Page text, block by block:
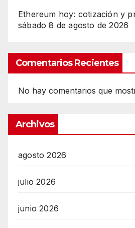
Ethereum hoy: cotización y
sábado 8 de agosto de 2026
Comentarios Recientes
No hay comentarios que
Archivos
agosto 2026
julio 2026
junio 2026